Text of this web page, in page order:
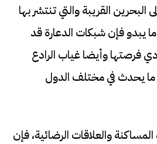
البحرين القريبة والتي تنتشر بها
يبدو فإن شبكات الدعارة قد
فرصتها وأيضا غياب الرادع
ما يحدث في مختلف الدول
والعلاقات الرضائية، فإن